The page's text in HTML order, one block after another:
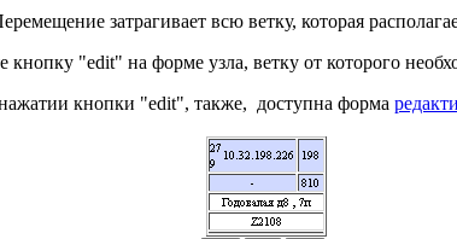
затрагивает всю ветку, которая
кнопку "edit" на форме узла, ветку от которого
кнопки "edit", также, доступна форма